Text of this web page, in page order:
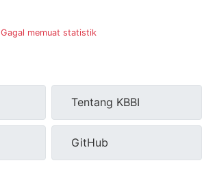
Gagal memuat statistik
Tentang KBBI
GitHub